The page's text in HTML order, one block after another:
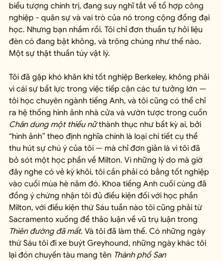
biểu tượng chính trị, đang suy nghĩ tắt về tổ hợp công
nghiệp - quân sự và vai trò của nó trong cộng đồng đại
học. Nhưng bạn nhầm rồi. Tôi chỉ đơn thuần tự hỏi liệu
đèn có đang bật không, và trông chúng như thế nào.
Một sự thật thuần túy vật lý.
Tôi đã gặp khó khăn khi tốt nghiệp Berkeley, không phải
vì cái sự bất lực trong việc tiếp cận các tư tưởng lớn —
tôi học chuyên ngành tiếng Anh, và tôi cũng có thể chỉ
ra hệ thống hình ảnh nhà cửa và vườn tược trong cuốn
Chân dung một thiếu nữ thành thục như bất kỳ ai, bởi
“hình ảnh” theo định nghĩa chính là loại chi tiết cụ thể
thu hút sự chú ý của tôi — mà chỉ đơn giản là vì tôi đã
bỏ sót một học phần về Milton. Vì những lý do mà giờ
đây nghe có vẻ kỳ khôi, tôi cần phải có bằng tốt nghiệp
vào cuối mùa hè năm đó. Khoa tiếng Anh cuối cùng đã
đồng ý chứng nhận tôi đủ điều kiện đối với học phần
Milton, với điều kiện thứ Sáu tuần nào tôi cũng phải từ
Sacramento xuống để thảo luận về vũ trụ luận trong
Thiên đường đã mất. Và tôi đã làm thế. Có những ngày
thứ Sáu tôi đi xe buýt Greyhound, những ngày khác tôi
lại đón chuyến tàu mang tên Thành phố San